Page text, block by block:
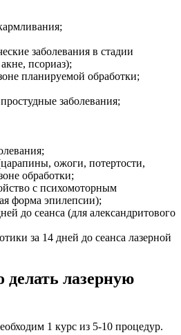
заболевания в стадии
псориаз);
планируемой обработки;
заболевания;
ожоги, потертости,
обработки;
с психомоторным
форма эпилепсии);
до сеанса (для александритового
за 14 дней до сеанса лазерной
лазерную
1 курс из 5-10 процедур.